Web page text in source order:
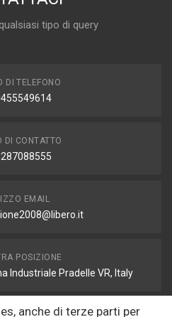
tipo di query
DI TELEFONO
DI CONTATTO
EMAIL
POSIZIONE
Industriale Pradelle VR, Italy
anche di terze parti per